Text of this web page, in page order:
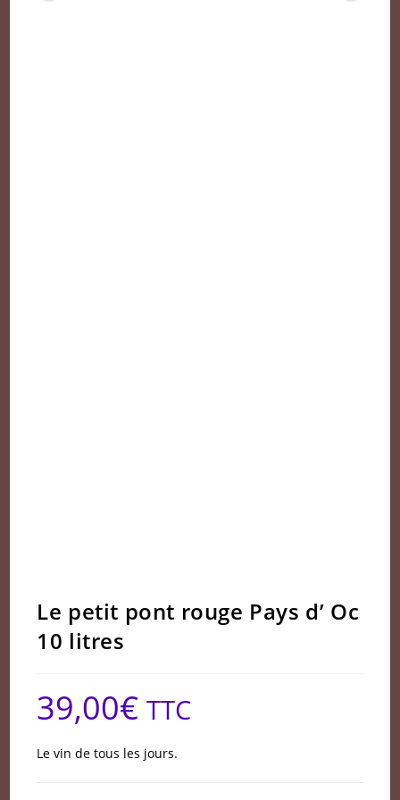
Le petit pont rouge Pays d’ Oc
10 litres
39,00€ TTC
Le vin de tous les jours.